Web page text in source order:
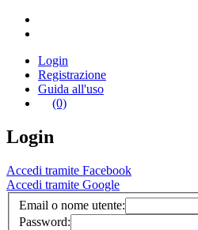
Login
Registrazione
Guida all'uso
(0)
Login
Accedi tramite Facebook
Accedi tramite Google
Email o nome utente:
Password: